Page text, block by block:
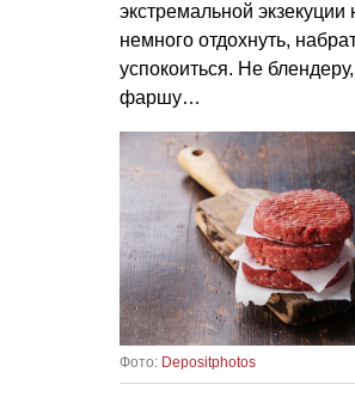
экстремальной экзекуции
немного отдохнуть,
успокоиться. Не
фаршу…
Фото: Depositphotos